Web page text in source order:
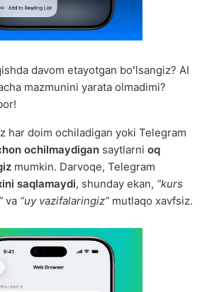
davom etayotgan boʻlsangiz? AI
mazmunini yarata olmadimi?
har doim ochiladigan yoki Telegram
ochilmaydigan saytlarni oq
mumkin. Darvoqe, Telegram
saqlamaydi, shunday ekan, “kurs
va “uy vazifalaringiz” mutlaqo xavfsiz.